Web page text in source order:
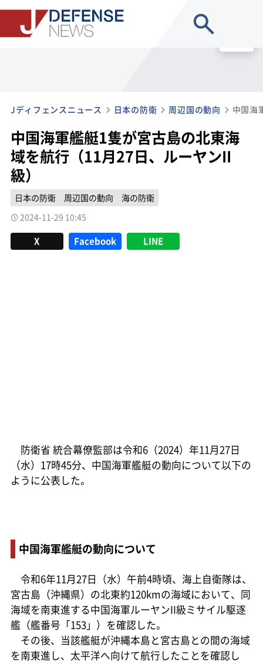
Jディフェンスニュース 日本の防衛 周辺国の動向
中国海軍艦艇1隻が宮古島の北東海
域を航行（11月27日、ルーヤンII
級）
日本の防衛 周辺国の動向
海の防衛
2024-11-29 10:45
X Facebook LINE
防衛省 統合幕僚監部は令和6（2024）年11月27日
（水）17時45分、中国海軍艦艇の動向について以下の
ように公表した。
中国海軍艦艇の動向について
令和6年11月27日（水）午前4時頃、海上自衛隊は、
宮古島（沖縄県）の北東約120kmの海域において、同
海域を南東進する中国海軍ルーヤンII級ミサイル駆逐
艦（艦番号「153」）を確認した。
その後、当該艦艇が沖縄本島と宮古島との間の海域
を南東進し、太平洋へ向けて航行したことを確認し